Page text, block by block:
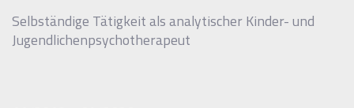
Selbständige Tätigkeit als analytischer Kinder- und
Jugendlichenpsychotherapeut